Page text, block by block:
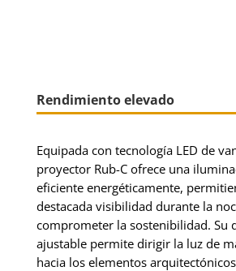
Rendimiento elevado
Equipada con tecnología LED de
proyector Rub-C ofrece una
eficiente energéticamente,
destacada visibilidad durante la
comprometer la sostenibilidad. Su
ajustable permite dirigir la luz de
hacia los elementos